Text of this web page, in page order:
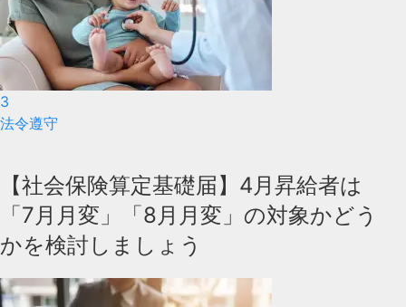
3
法令遵守
【社会保険算定基礎届】4月昇給者は
「7月月変」「8月月変」の対象かどう
かを検討しましょう